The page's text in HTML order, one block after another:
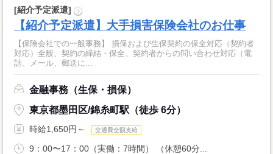
[紹介予定派遣] ?
【紹介予定派遣】大手損害保険会社のお仕事
【保険会社での一般事務】 損保および生保契約の保全対応（契約者
対応）全般、契約の締結・保全、契約者からの問い合わせ対応（電
話、メール、郵送に...
金融事務（生保・損保）
東京都墨田区/錦糸町駅（徒歩 6分）
時給1,650円～ 交通費全額支給
9：00〜17：00（実働：7時間） （休憩60分...